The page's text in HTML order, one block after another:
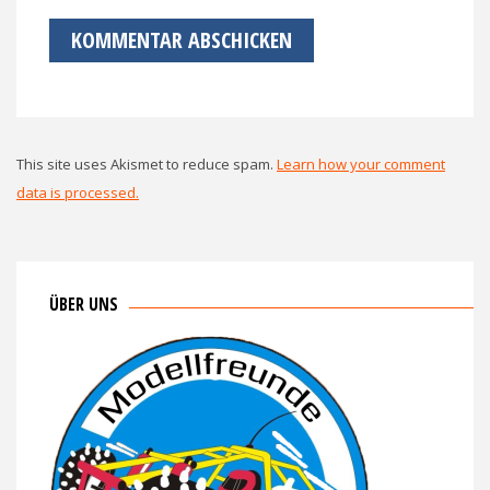
This site uses Akismet to reduce spam. Learn how your comment
data is processed.
ÜBER UNS